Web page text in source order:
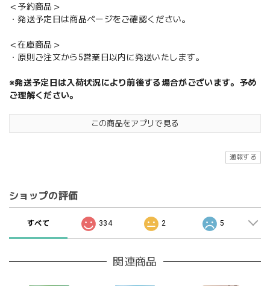
＜予約商品＞
・発送予定日は商品ページをご確認ください。
＜在庫商品＞
・原則ご注文から5営業日以内に発送いたします。
※発送予定日は入荷状況により前後する場合がございます。予め
ご理解ください。
この商品をアプリで見る
通報する
ショップの評価
すべて 334 2 5
関連商品